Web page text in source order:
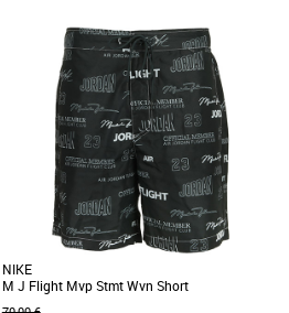
Vêtements pas cher et Promos Vêtements
Confectionné dans une toile de coton
impeccable et présentant une coupe
d'inspiration militaire, ce [...]
NIKE
M J Flight Mvp Stmt Wvn Short